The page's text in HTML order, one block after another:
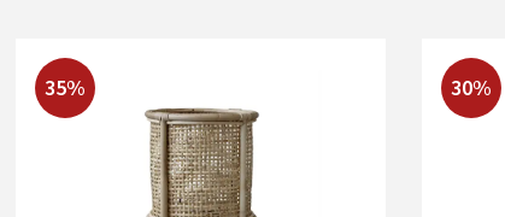
35% 30%